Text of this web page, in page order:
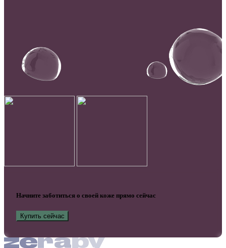
Начните заботиться о своей коже прямо сейчас
Купить сейчас